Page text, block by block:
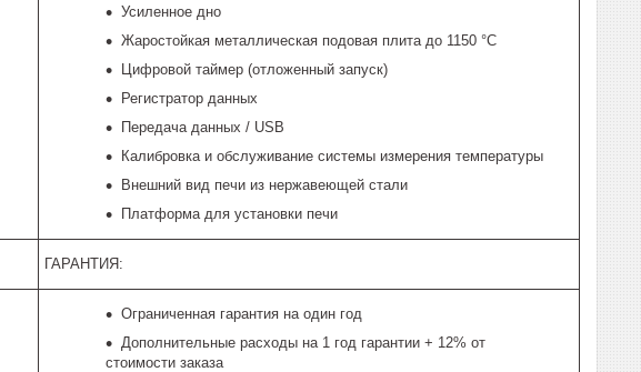
Усиленное дно
Жаростойкая металлическая подовая плита до 1150 °C
Цифровой таймер (отложенный запуск)
Регистратор данных
Передача данных / USB
Калибровка и обслуживание системы измерения температуры
Внешний вид печи из нержавеющей стали
Платформа для установки печи
ГАРАНТИЯ:
Ограниченная гарантия на один год
Дополнительные расходы на 1 год гарантии + 12% от
стоимости заказа